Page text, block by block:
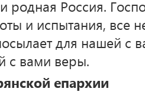
родная Россия.
и испытания, все
для нашей с
с вами веры.
епархии